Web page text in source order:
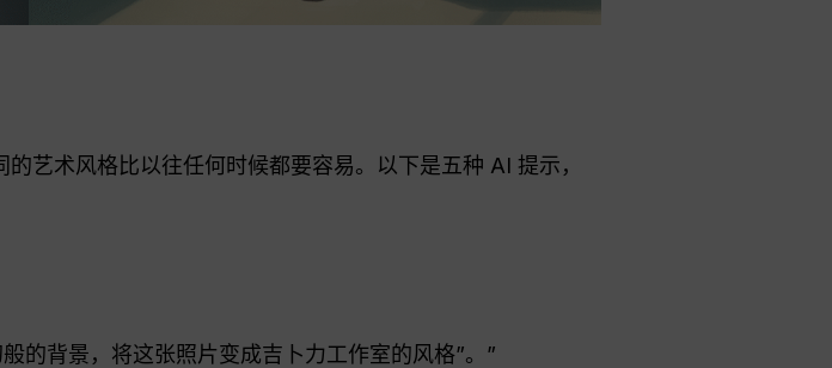
艺术风格比以往任何时候都要容易。以下是五种 AI 提示，
的背景，将这张照片变成吉卜力工作室的风格”。”